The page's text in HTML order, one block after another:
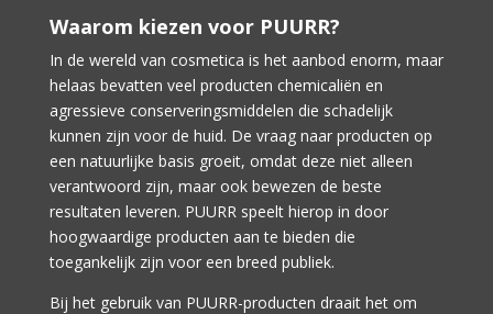
Waarom kiezen voor PUURR?
In de wereld van cosmetica is het aanbod enorm, maar
helaas bevatten veel producten chemicaliën en
agressieve conserveringsmiddelen die schadelijk
kunnen zijn voor de huid. De vraag naar producten op
een natuurlijke basis groeit, omdat deze niet alleen
verantwoord zijn, maar ook bewezen de beste
resultaten leveren. PUURR speelt hierop in door
hoogwaardige producten aan te bieden die
toegankelijk zijn voor een breed publiek.
Bij het gebruik van PUURR-producten draait het om